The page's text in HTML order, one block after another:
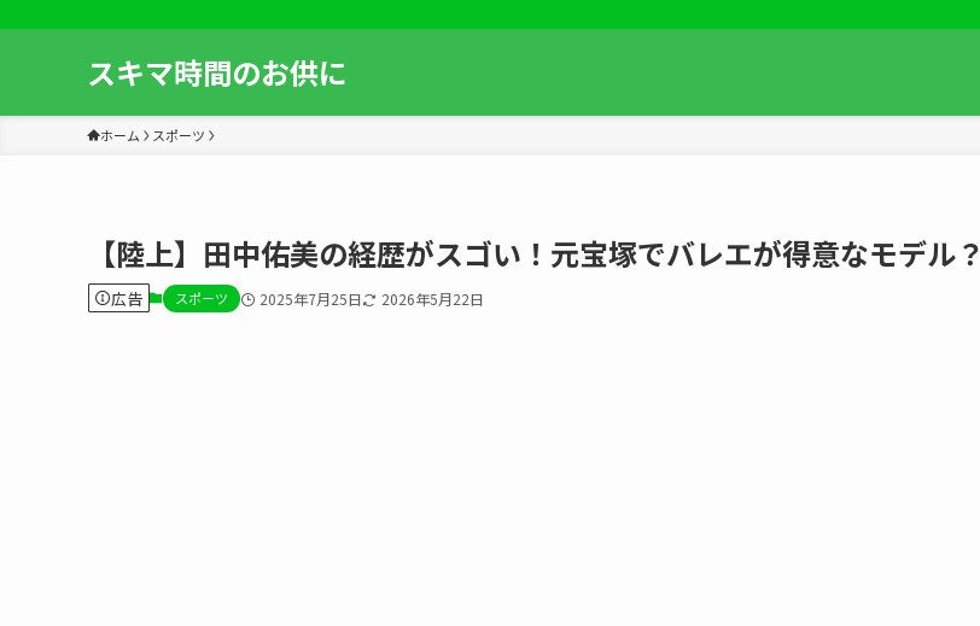
スキマ時間のお供に
ホーム スポーツ
【陸上】田中佑美の経歴がスゴい！元宝塚でバレエが得意なモデル？
広告 スポーツ 2025年7月25日 2026年5月22日